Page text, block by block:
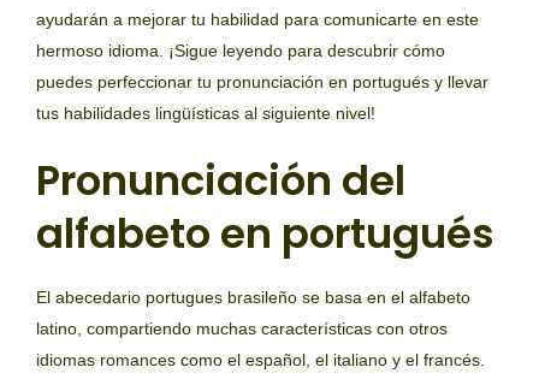
ayudarán a mejorar tu habilidad para comunicarte en este
hermoso idioma. ¡Sigue leyendo para descubrir cómo
puedes perfeccionar tu pronunciación en portugués y llevar
tus habilidades lingüísticas al siguiente nivel!
Pronunciación del
alfabeto en portugués
El abecedario portugues brasileño se basa en el alfabeto
latino, compartiendo muchas características con otros
idiomas romances como el español, el italiano y el francés.